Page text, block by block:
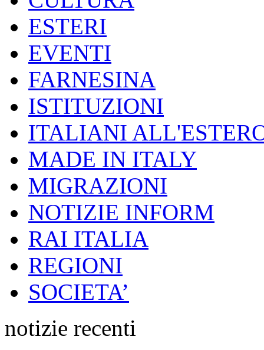
ESTERI
EVENTI
FARNESINA
ISTITUZIONI
ITALIANI
MADE IN ITALY
MIGRAZIONI
NOTIZIE INFORM
RAI ITALIA
REGIONI
SOCIETA’
notizie recenti